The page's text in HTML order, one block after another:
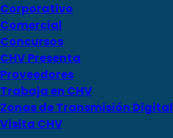
Corporativo
Comercial
Concursos
CHV Presenta
Proveedores
Trabaja en CHV
Zonas de Transmisión Digital
Visita CHV